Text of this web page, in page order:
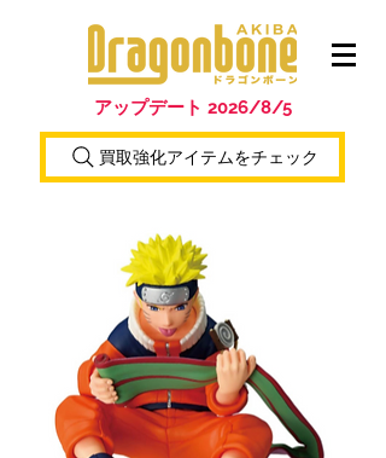
アップデート 2026/8/5
買取強化アイテムをチェック